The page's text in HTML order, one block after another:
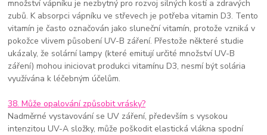
množství vápníku je nezbytný pro rozvoj silných kostí a zdravých
zubů. K absorpci vápníku ve střevech je potřeba vitamin D3. Tento
vitamín je často označován jako sluneční vitamín, protože vzniká v
pokožce vlivem působení UV-B záření. Přestože některé studie
ukázaly, že solární lampy (které emitují určité množství UV-B
záření) mohou iniciovat produkci vitamínu D3, nesmí být solária
využívána k léčebným účelům.
38. Může opalování způsobit vrásky?
Nadměrné vystavování se UV záření, především s vysokou
intenzitou UV-A složky, může poškodit elastická vlákna spodní